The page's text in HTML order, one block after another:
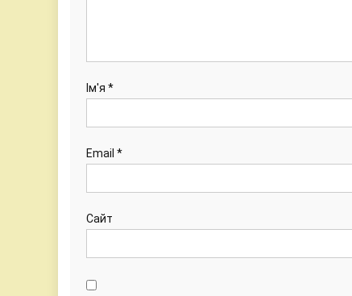
Ім'я *
Email *
Сайт